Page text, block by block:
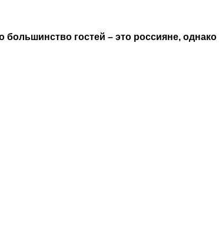
большинство гостей – это россияне,